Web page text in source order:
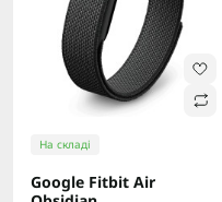
На складі
Google Fitbit Air